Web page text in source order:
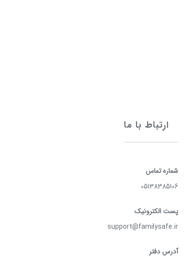
ارتباط با ما
شماره تماس
05138385106
پست الکترونیک
support@familysafe.ir
آدرس دفتر